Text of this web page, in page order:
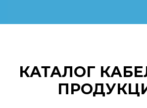
КАТАЛОГ